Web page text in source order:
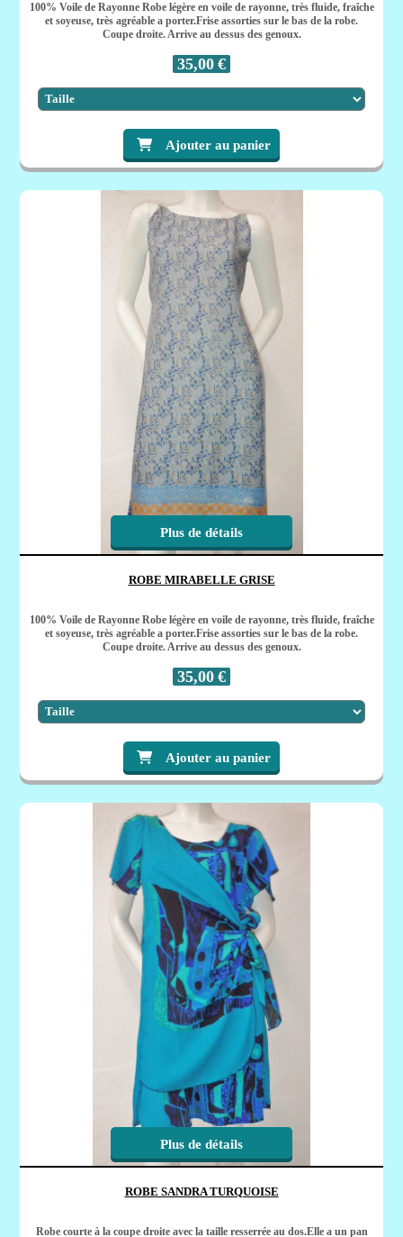
100% Voile de Rayonne Robe légère en voile de rayonne, très fluide, fraîche
et soyeuse, très agréable a porter.Frise assorties sur le bas de la robe.
Coupe droite. Arrive au dessus des genoux.
35,00 €
Ajouter au panier
Plus de détails
ROBE MIRABELLE GRISE
100% Voile de Rayonne Robe légère en voile de rayonne, très fluide, fraîche
et soyeuse, très agréable a porter.Frise assorties sur le bas de la robe.
Coupe droite. Arrive au dessus des genoux.
35,00 €
Ajouter au panier
Plus de détails
ROBE SANDRA TURQUOISE
Robe courte à la coupe droite avec la taille resserrée au dos.Elle a un pan